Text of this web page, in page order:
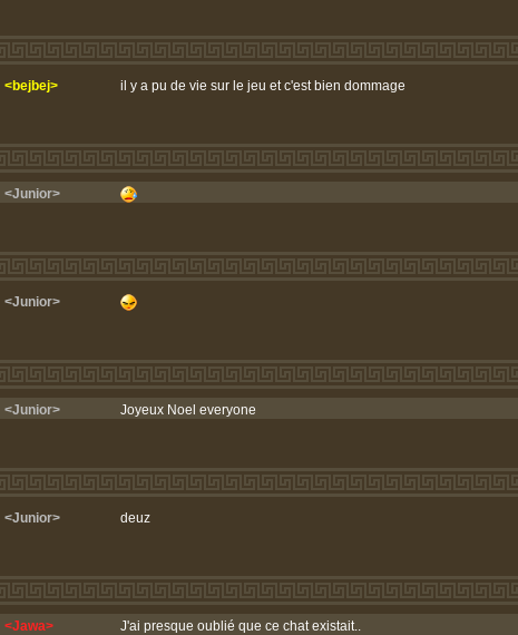
<bejbej> il y a pu de vie sur le jeu et c'est bien dommage
<Junior>
<Junior>
<Junior> Joyeux Noel everyone
<Junior> deuz
<Jawa> J'ai presque oublié que ce chat existait..